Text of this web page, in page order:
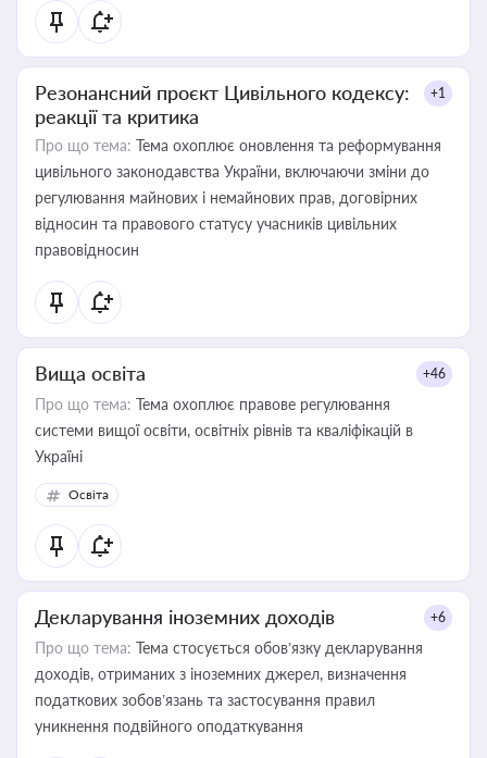
Резонансний проєкт Цивільного кодексу:
реакції та критика
+1
Про що тема: Тема охоплює оновлення та реформування
цивільного законодавства України, включаючи зміни до
регулювання майнових і немайнових прав, договірних
відносин та правового статусу учасників цивільних
правовідносин
Вища освіта +46
Про що тема: Тема охоплює правове регулювання
системи вищої освіти, освітніх рівнів та кваліфікацій в
Україні
Освіта
Декларування іноземних доходів +6
Про що тема: Тема стосується обов’язку декларування
доходів, отриманих з іноземних джерел, визначення
податкових зобов’язань та застосування правил
уникнення подвійного оподаткування